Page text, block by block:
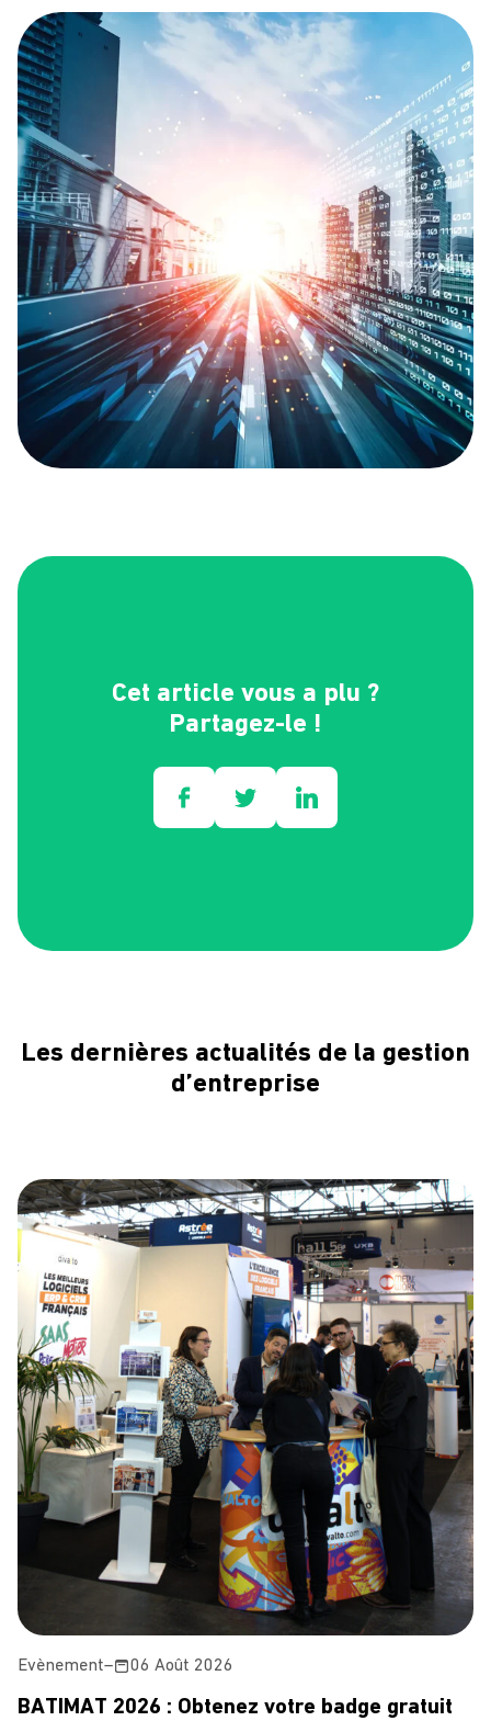
Cet article vous a plu ?
Partagez-le !
Les dernières actualités de la gestion
d’entreprise
Evènement– 06 Août 2026
BATIMAT 2026 : Obtenez votre badge gratuit